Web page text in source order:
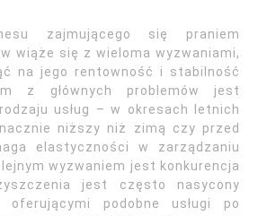
zajmującego się praniem
wiąże się z wieloma wyzwaniami,
na jego rentowność i stabilność
z głównych problemów jest
usług – w okresach letnich
niższy niż zimą czy przed
elastyczności w zarządzaniu
wyzwaniem jest konkurencja
jest często nasycony
oferującymi podobne usługi po